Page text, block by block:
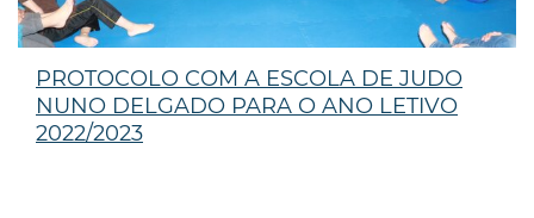
PROTOCOLO COM A ESCOLA DE JUDO
NUNO DELGADO PARA O ANO LETIVO
2022/2023